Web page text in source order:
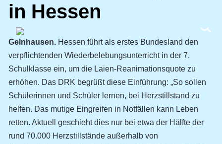
in Hessen
Gelnhausen. Hessen führt als erstes Bundesland den
verpflichtenden Wiederbelebungsunterricht in der 7.
Schulklasse ein, um die Laien-Reanimationsquote zu
erhöhen. Das DRK begrüßt diese Einführung: „So sollen
Schülerinnen und Schüler lernen, bei Herzstillstand zu
helfen. Das mutige Eingreifen in Notfällen kann Leben
retten. Aktuell geschieht dies nur bei etwa der Hälfte der
rund 70.000 Herzstillstände außerhalb von